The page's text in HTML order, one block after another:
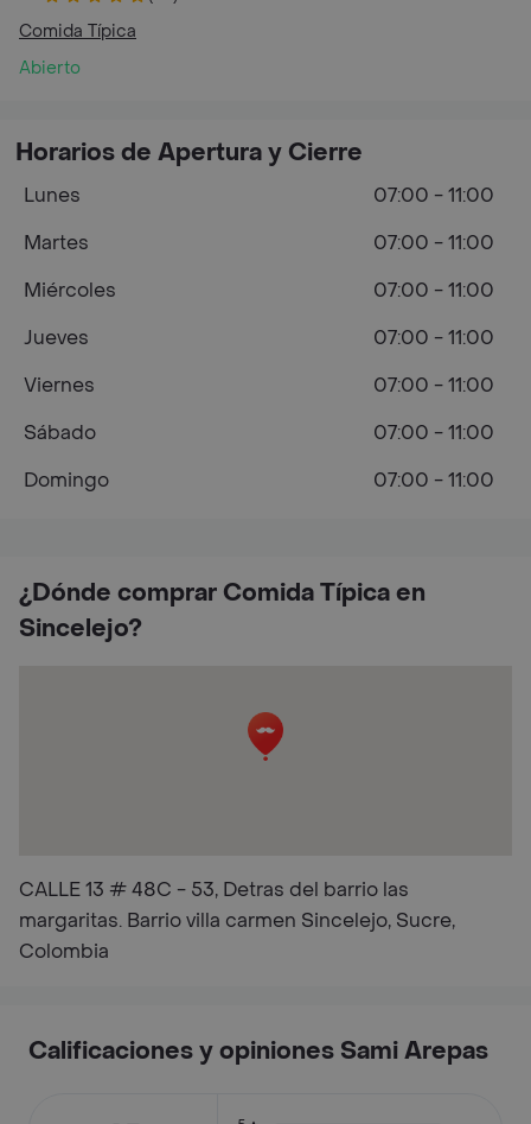
Comida Típica
Abierto
¿Dónde comprar Comida Típica en
Sincelejo?
CALLE 13 # 48C - 53, Detras del barrio las
margaritas. Barrio villa carmen Sincelejo, Sucre,
Colombia
Horarios de Apertura y Cierre
Lunes
07:00 - 11:00
Martes
07:00 - 11:00
Miércoles
07:00 - 11:00
Jueves
07:00 - 11:00
Viernes
07:00 - 11:00
Sábado
07:00 - 11:00
Domingo
07:00 - 11:00
Calificaciones y opiniones Sami Arepas